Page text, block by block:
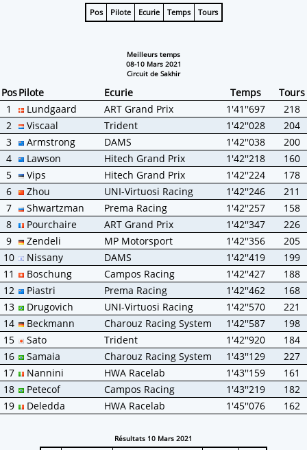
Pos
Pilote Ecurie Temps Tours
Meilleurs temps
08-10 Mars 2021
Circuit de Sakhir
PosPilote Ecurie Temps
Tours
1
Lundgaard ART Grand Prix 1'41''697
218
2
Viscaal Trident 1'42''028
204
3
Armstrong DAMS 1'42''038
200
4
Lawson Hitech Grand Prix 1'42''218
160
5
Vips Hitech Grand Prix 1'42''224
178
6
Zhou UNI-Virtuosi Racing 1'42''246
211
7
Shwartzman Prema Racing 1'42''257
158
8
Pourchaire ART Grand Prix 1'42''347
226
9
Zendeli MP Motorsport 1'42''356
205
10
Nissany DAMS 1'42''419
199
11
Boschung Campos Racing 1'42''427
188
12
Piastri Prema Racing 1'42''462
168
13
Drugovich UNI-Virtuosi Racing 1'42''570
221
14
Beckmann Charouz Racing System 1'42''587
198
15
Sato Trident 1'42''920
184
16
Samaia Charouz Racing System 1'43''129
227
17
Nannini HWA Racelab 1'43''159
161
18
Petecof Campos Racing 1'43''219
182
19
Deledda HWA Racelab 1'45''076 162
Résultats 10 Mars 2021